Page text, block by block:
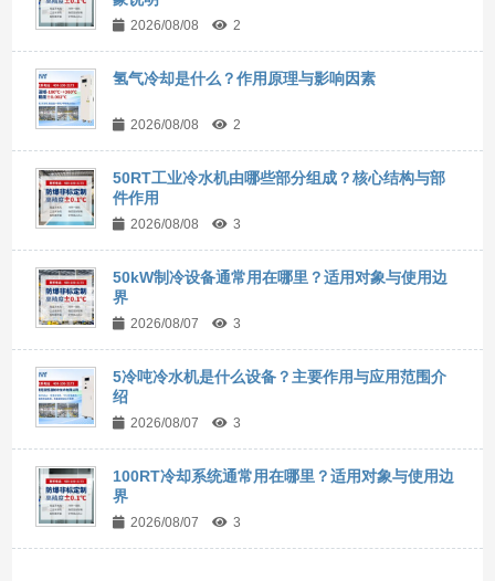
2026/08/08 2
氢气冷却是什么？作用原理与影响因素
2026/08/08 2
50RT工业冷水机由哪些部分组成？核心结构与部
件作用
2026/08/08 3
50kW制冷设备通常用在哪里？适用对象与使用边
界
2026/08/07 3
5冷吨冷水机是什么设备？主要作用与应用范围介
绍
2026/08/07 3
100RT冷却系统通常用在哪里？适用对象与使用边
界
2026/08/07 3